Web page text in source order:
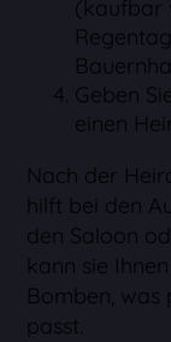
(kaufbar
Geben
einen
Nach der
hilft bei den
den Saloon
kann sie
Bomben, was
passt.